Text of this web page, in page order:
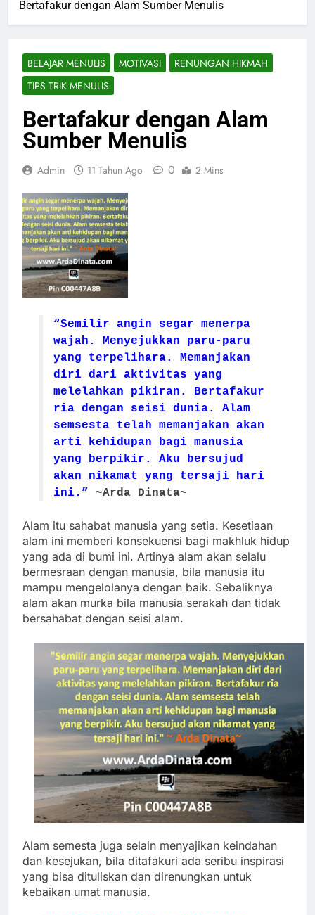
Bertafakur dengan Alam Sumber Menulis
BELAJAR MENULIS MOTIVASI
RENUNGAN HIKMAH
TIPS TRIK MENULIS
Bertafakur dengan Alam
Sumber Menulis
Admin 11 Tahun Ago 0 2 Mins
“Semilir angin segar menerpa
wajah. Menyejukkan paru-paru
yang terpelihara. Memanjakan
diri dari aktivitas yang
melelahkan pikiran. Bertafakur
ria dengan seisi dunia. Alam
semsesta telah memanjakan akan
arti kehidupan bagi manusia
yang berpikir. Aku bersujud
akan nikamat yang tersaji hari
ini.” ~Arda Dinata~
Alam itu sahabat manusia yang setia. Kesetiaan
alam ini memberi konsekuensi bagi makhluk hidup
yang ada di bumi ini. Artinya alam akan selalu
bermesraan dengan manusia, bila manusia itu
mampu mengelolanya dengan baik. Sebaliknya
alam akan murka bila manusia serakah dan tidak
bersahabat dengan seisi alam.
Alam semesta juga selain menyajikan keindahan
dan kesejukan, bila ditafakuri ada seribu inspirasi
yang bisa dituliskan dan direnungkan untuk
kebaikan umat manusia.